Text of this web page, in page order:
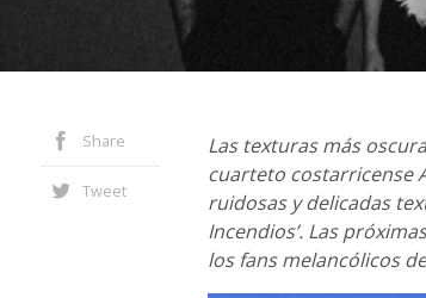
Share
Tweet
Las texturas más
cuarteto costarricense
ruidosas y delicadas
Incendios’. Las
los fans melancólicos